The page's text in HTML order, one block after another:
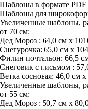
Шаблоны в формате PDF
Шаблоны для
Увеличенные шаблоны,
от 70 см:
Дед Мороз : 64,0 см х
Снегурочка: 65,0 см х
Филин почтальон: 66,5
Снеговик с письмом :
Ветка сосновая: 46,0 см
Увеличенные шаблоны,
от 55 см:
Дед Мороз : 50,7 см х